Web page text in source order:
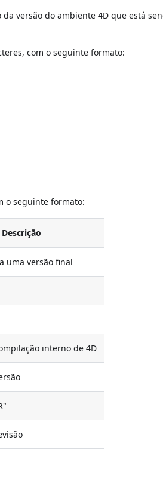
versão do ambiente 4D que está
com o seguinte formato:
o seguinte formato:
Descrição
uma versão final
interno de 4D